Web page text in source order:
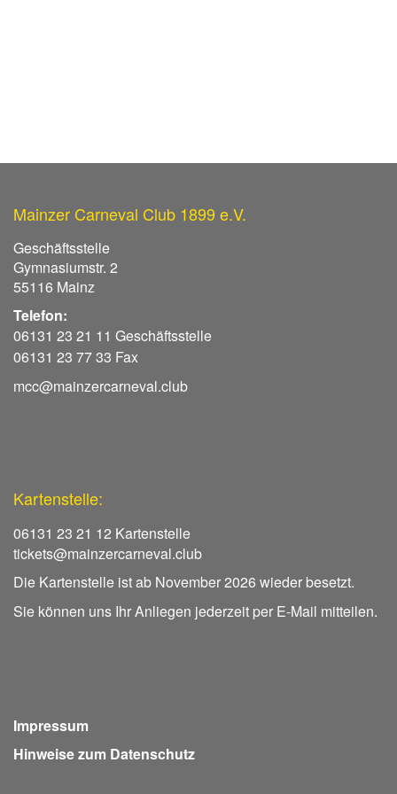
Mainzer Carneval Club 1899 e.V.
Geschäftsstelle
Gymnasiumstr. 2
55116 Mainz
Telefon:
06131 23 21 11 Geschäftsstelle
06131 23 77 33 Fax
mcc@mainzercarneval.club
Kartenstelle:
06131 23 21 12 Kartenstelle
tickets@mainzercarneval.club
Die Kartenstelle ist ab November 2026 wieder besetzt.
Sie können uns Ihr Anliegen jederzeit per E-Mail mitteilen.
Impressum
Hinweise zum Datenschutz